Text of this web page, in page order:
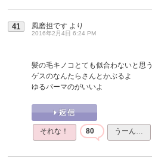
41 風磨担です より
2016年2月4日 6:24 PM
髪の毛キノコとても似合わないと思う
ゲスのなんたらさんとかぶるよ
ゆるパーマのがいいよ
それな！ 80 うーん…